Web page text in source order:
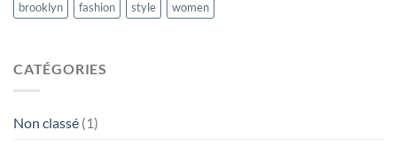
brooklyn fashion style women
CATÉGORIES
Non classé (1)